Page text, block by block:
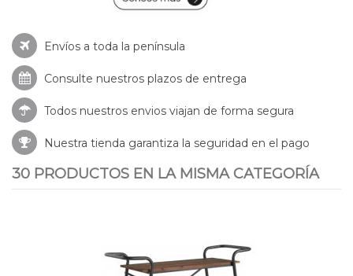
Envíos a toda la península
Consulte nuestros plazos de entrega
Todos nuestros envios viajan de forma segura
Nuestra tienda garantiza la seguridad en el pago
30 PRODUCTOS EN LA MISMA CATEGORÍA